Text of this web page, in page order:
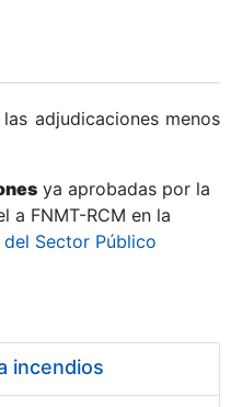
adjudicaciones menos
ya aprobadas por la
a FNMT-RCM en la
Sector Público
incendios